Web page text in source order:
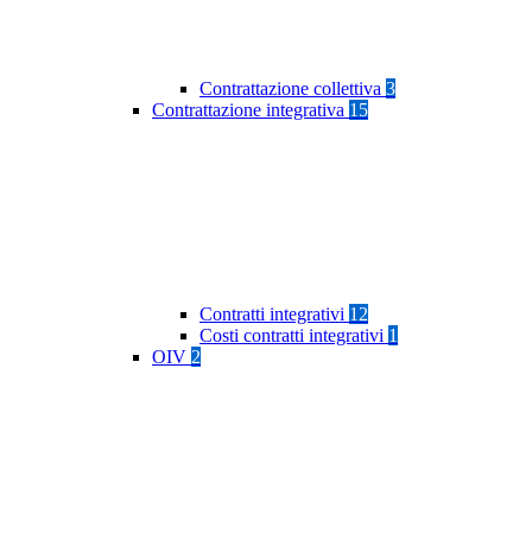
Contrattazione collettiva 3
Contrattazione integrativa 15
Contratti integrativi 12
Costi contratti integrativi 1
OIV 2